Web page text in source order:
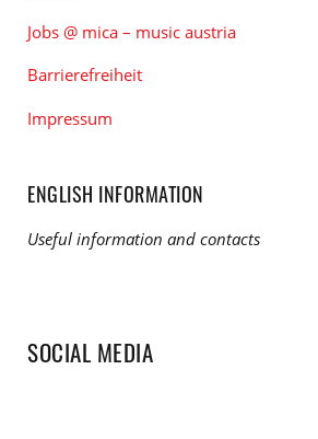
Jobs @ mica – music austria
Barrierefreiheit
Impressum
ENGLISH INFORMATION
Useful information and contacts
SOCIAL MEDIA